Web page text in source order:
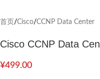
首页 /Cisco/CCNP Data Center
Cisco CCNP Data
¥499.00